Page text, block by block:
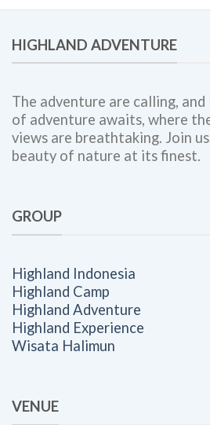
Bersama
Adventure
Tim,
dan
Budaya
HIGHLAND ADVENTURE
The adventure are calling,
of adventure awaits, where
views are breathtaking. Join
beauty of nature at its finest.
GROUP
Highland Indonesia
Highland Camp
Highland Adventure
Highland Experience
Wisata Halimun
VENUE